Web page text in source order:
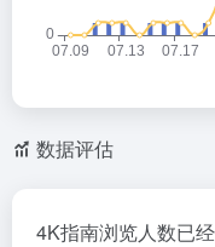
数据评估
4K指南浏览人数已